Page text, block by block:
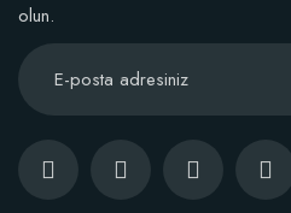
olun.